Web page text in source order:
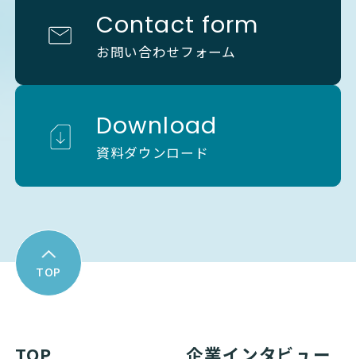
Contact form
お問い合わせフォーム
Download
資料ダウンロード
TOP
TOP
企業インタビュー